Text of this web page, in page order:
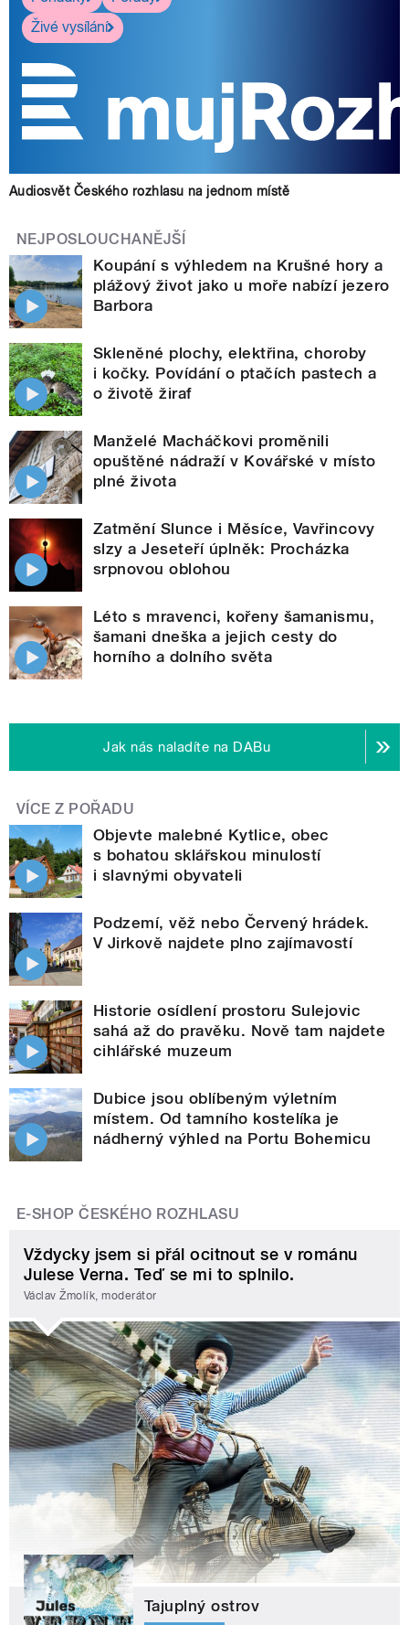
Živé vysílání
Audiosvět Českého rozhlasu na jednom místě
NEJPOSLOUCHANĚJŠÍ
Koupání s výhledem na Krušné hory a
plážový život jako u moře nabízí jezero
Barbora
Skleněné plochy, elektřina, choroby
i kočky. Povídání o ptačích pastech a
o životě žiraf
Manželé Macháčkovi proměnili
opuštěné nádraží v Kovářské v místo
plné života
Zatmění Slunce i Měsíce, Vavřincovy
slzy a Jeseteří úplněk: Procházka
srpnovou oblohou
Léto s mravenci, kořeny šamanismu,
šamani dneška a jejich cesty do
horního a dolního světa
Jak nás naladíte na DABu
VÍCE Z POŘADU
Objevte malebné Kytlice, obec
s bohatou sklářskou minulostí
i slavnými obyvateli
Podzemí, věž nebo Červený hrádek.
V Jirkově najdete plno zajímavostí
Historie osídlení prostoru Sulejovic
sahá až do pravěku. Nově tam najdete
cihlářské muzeum
Dubice jsou oblíbeným výletním
místem. Od tamního kostelíka je
nádherný výhled na Portu Bohemicu
E-SHOP ČESKÉHO ROZHLASU
Vždycky jsem si přál ocitnout se v románu
Julese Verna. Teď se mi to splnilo.
Václav Žmolík, moderátor
Tajuplný ostrov